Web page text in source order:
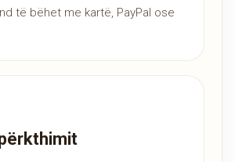
të bëhet me kartë, PayPal ose